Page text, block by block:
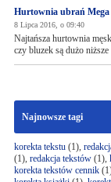
Hurtownia ubrań
8 Lipca 2016, o 09:40
Najtańsza hurtownia
czy bluzek są dużo
Najnowsze tagi
korekta tekstu(1),
(1), redakcja tekstów(1),
korekta tekstów cennik